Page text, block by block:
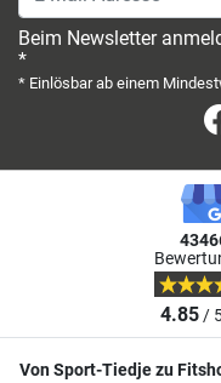
Beim Newsletter
*
* Einlösbar ab einem
4.85/
Von Sport-Tiedje zu